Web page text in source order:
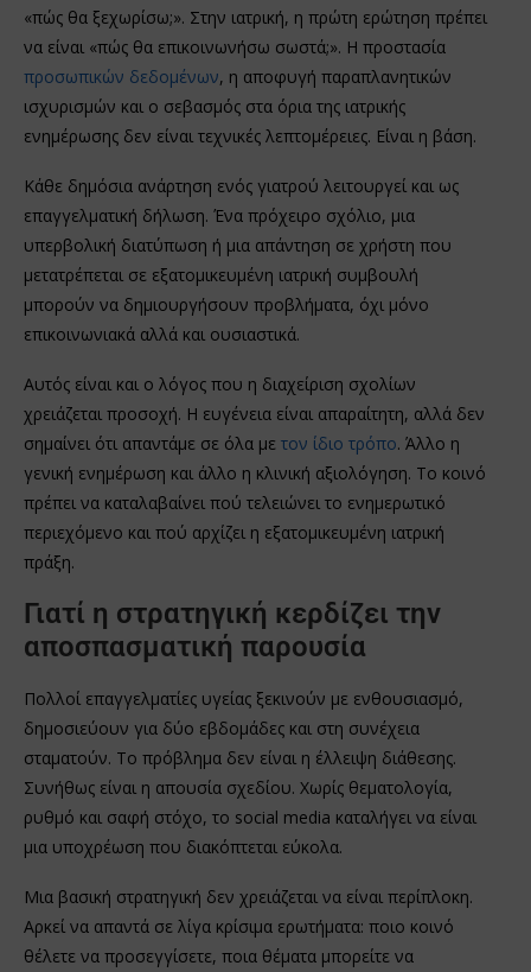
«πώς θα ξεχωρίσω;». Στην ιατρική, η πρώτη ερώτηση πρέπει
να είναι «πώς θα επικοινωνήσω σωστά;». Η προστασία
προσωπικών δεδομένων, η αποφυγή παραπλανητικών
ισχυρισμών και ο σεβασμός στα όρια της ιατρικής
ενημέρωσης δεν είναι τεχνικές λεπτομέρειες. Είναι η βάση.
Κάθε δημόσια ανάρτηση ενός γιατρού λειτουργεί και ως
επαγγελματική δήλωση. Ένα πρόχειρο σχόλιο, μια
υπερβολική διατύπωση ή μια απάντηση σε χρήστη που
μετατρέπεται σε εξατομικευμένη ιατρική συμβουλή
μπορούν να δημιουργήσουν προβλήματα, όχι μόνο
επικοινωνιακά αλλά και ουσιαστικά.
Αυτός είναι και ο λόγος που η διαχείριση σχολίων
χρειάζεται προσοχή. Η ευγένεια είναι απαραίτητη, αλλά δεν
σημαίνει ότι απαντάμε σε όλα με τον ίδιο τρόπο. Άλλο η
γενική ενημέρωση και άλλο η κλινική αξιολόγηση. Το κοινό
πρέπει να καταλαβαίνει πού τελειώνει το ενημερωτικό
περιεχόμενο και πού αρχίζει η εξατομικευμένη ιατρική
πράξη.
Γιατί η στρατηγική κερδίζει την
αποσπασματική παρουσία
Πολλοί επαγγελματίες υγείας ξεκινούν με ενθουσιασμό,
δημοσιεύουν για δύο εβδομάδες και στη συνέχεια
σταματούν. Το πρόβλημα δεν είναι η έλλειψη διάθεσης.
Συνήθως είναι η απουσία σχεδίου. Χωρίς θεματολογία,
ρυθμό και σαφή στόχο, το social media καταλήγει να είναι
μια υποχρέωση που διακόπτεται εύκολα.
Μια βασική στρατηγική δεν χρειάζεται να είναι περίπλοκη.
Αρκεί να απαντά σε λίγα κρίσιμα ερωτήματα: ποιο κοινό
θέλετε να προσεγγίσετε, ποια θέματα μπορείτε να